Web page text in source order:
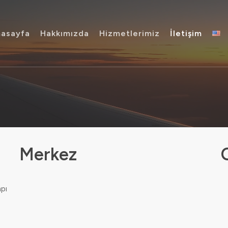
Hakkımızda Hizmetlerimiz İletişim
Merkez